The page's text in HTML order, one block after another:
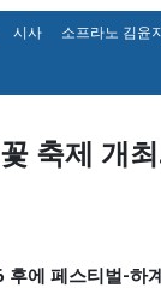
시사 소프라노 김윤
축제 개최
후에 페스티벌-